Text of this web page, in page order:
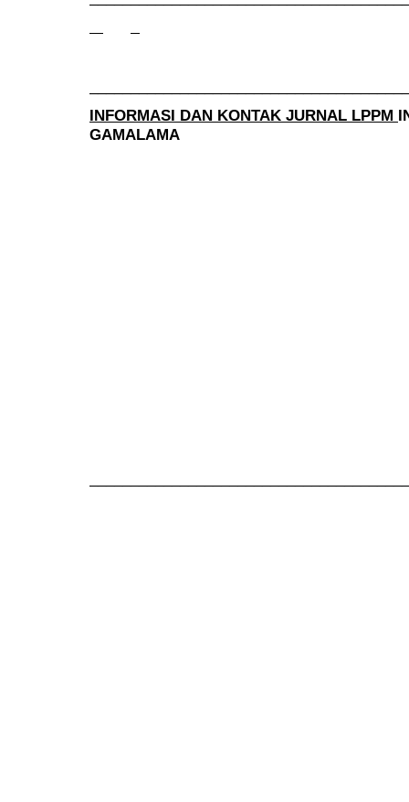
INFORMASI DAN KONTAK JURNAL LPPM
GAMALAMA